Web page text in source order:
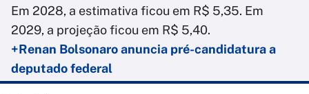
Em 2028, a estimativa ficou em R$ 5,35. Em
2029, a projeção ficou em R$ 5,40.
+Renan Bolsonaro anuncia pré-candidatura a
deputado federal